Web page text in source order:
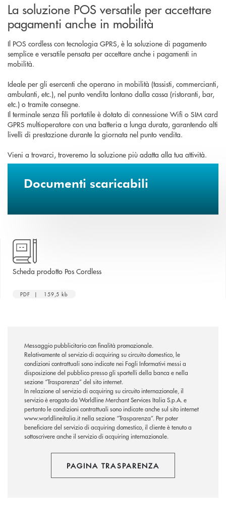
La soluzione POS versatile per accettare
pagamenti anche in mobilità
Il POS cordless con tecnologia GPRS, è la soluzione di pagamento
semplice e versatile pensata per accettare anche i pagamenti in
mobilità.
Ideale per gli esercenti che operano in mobilità (tassisti, commercianti,
ambulanti, etc.), nel punto vendita lontano dalla cassa (ristoranti, bar,
etc.) o tramite consegne.
Il terminale senza fili portatile è dotato di connessione Wifi o SIM card
GPRS multioperatore con una batteria a lunga durata, garantendo alti
livelli di prestazione durante la giornata nel punto vendita.
Vieni a trovarci, troveremo la soluzione più adatta alla tua attività.
Documenti scaricabili
Scheda prodotto Pos Cordlessapre una nuova finestra
PDF | 159,5 kb
Messaggio pubblicitario con finalità promozionale.
Relativamente al servizio di acquiring su circuito domestico, le
condizioni contrattuali sono indicate nei Fogli Informativi messi a
disposizione del pubblico presso gli sportelli della banca e nella
sezione “Trasparenza” del sito internet.
In relazione al servizio di acquiring su circuito internazionale, il
servizio è erogato da Worldline Merchant Services Italia S.p.A. e
pertanto le condizioni contrattuali sono indicate anche sul sito internet
www.worldlineitalia.it nella sezione “Trasparenza”. Per poter
beneficiare del servizio di acquiring domestico, il cliente è tenuto a
sottoscrivere anche il servizio di acquiring internazionale.
PAGINA TRASPARENZA